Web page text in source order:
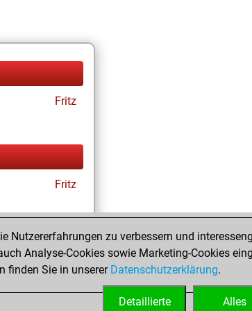
Fritz
Fritz
Fritz
Nutzererfahrungen zu verbessern und
Analyse-Cookies sowie Marketing-Cookies
finden Sie in unserer Datenschutzerklärung.
Alles
Detaillierte